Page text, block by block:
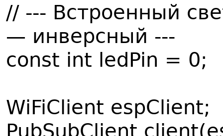
// --- Встроенный
— инверсный ---
const int ledPin = 0;
WiFiClient espClient;
PubSubClient